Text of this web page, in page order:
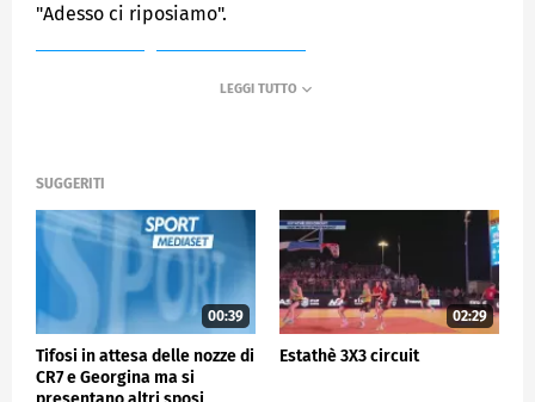
"Adesso ci riposiamo".
SUGGERITI
00:39
Tifosi in attesa delle nozze di
CR7 e Georgina ma si
02:29
Estathè 3X3 circuit